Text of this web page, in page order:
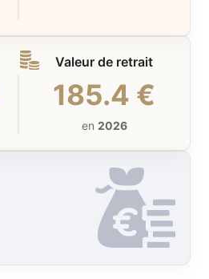
Valeur de retrait
185.4 €
en 2026